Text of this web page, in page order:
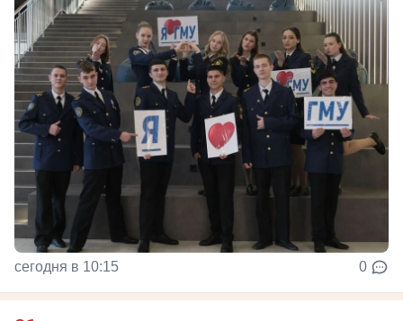
сегодня в 10:15 0